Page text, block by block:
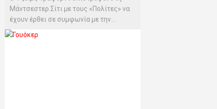
Μάντσεστερ Σίτι με τους «Πολίτες» να
έχουν έρθει σε συμφωνία με την...